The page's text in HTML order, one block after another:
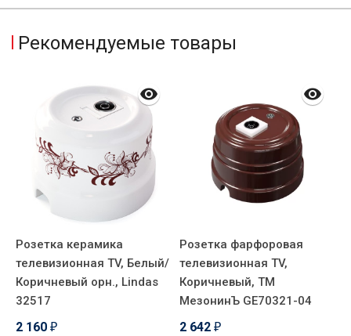
Рекомендуемые товары
Розетка керамика
телевизионная TV, Белый/
Коричневый орн., Lindas
32517
2 160 ₽
Розетка фарфоровая
телевизионная TV,
Коричневый, ТМ
МезонинЪ GE70321-04
2 642 ₽